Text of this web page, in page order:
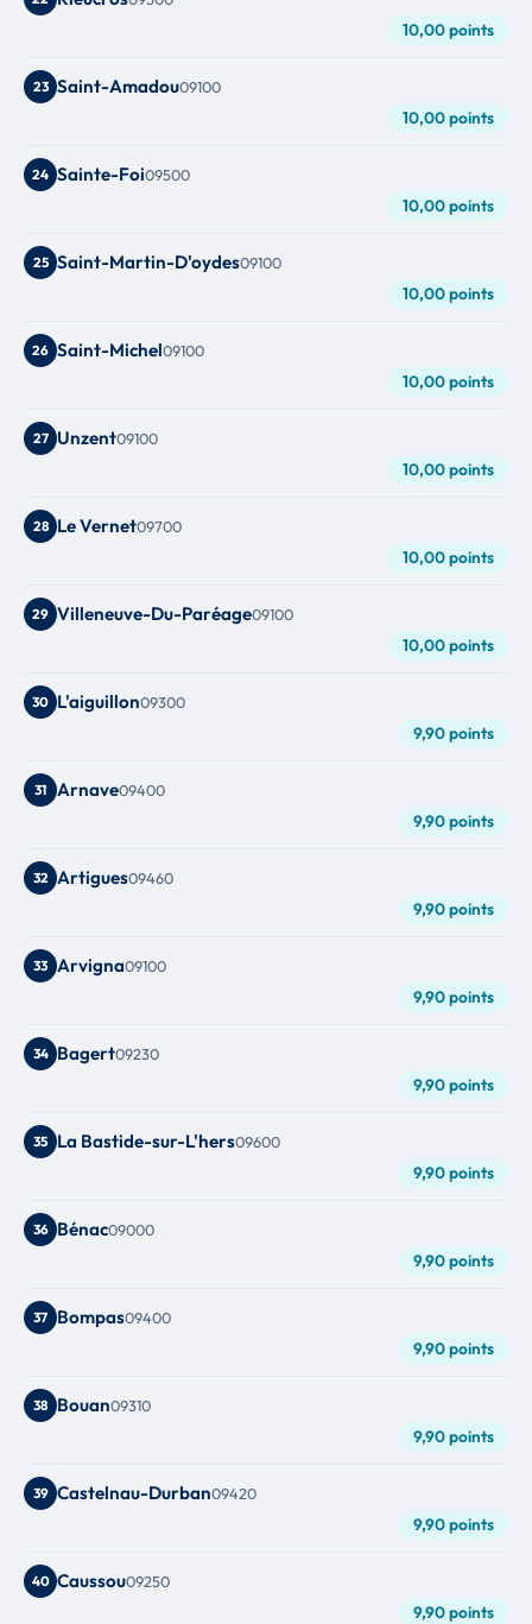
10,00 points
23 Saint-Amadou09100
10,00 points
24 Sainte-Foi09500
10,00 points
25 Saint-Martin-D'oydes09100
10,00 points
26 Saint-Michel09100
10,00 points
27 Unzent09100
10,00 points
28 Le Vernet09700
10,00 points
29 Villeneuve-Du-Paréage09100
10,00 points
30 L'aiguillon09300
9,90 points
31 Arnave09400
9,90 points
32 Artigues09460
9,90 points
33 Arvigna09100
9,90 points
34 Bagert09230
9,90 points
35 La Bastide-sur-L'hers09600
9,90 points
36 Bénac09000
9,90 points
37 Bompas09400
9,90 points
38 Bouan09310
9,90 points
39 Castelnau-Durban09420
9,90 points
40 Caussou09250
9,90 points